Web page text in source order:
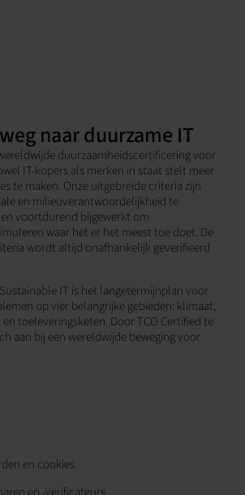
naar duurzame IT
duurzaamheidscertificering voor
IT-kopers als merken in staat stelt meer
te maken. Onze uitgebreide criteria zijn
en milieuverantwoordelijkheid te
voortdurend bijgewerkt om
waar het er het meest toe doet. De
wordt altijd onafhankelijk geverifieerd
IT is het langetermijnplan voor
op vier belangrijke gebieden: klimaat,
toeleveringsketen. Door TCO Certified te
aan bij een wereldwijde beweging voor
en cookies